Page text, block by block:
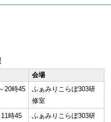
会場
20時45
ふぁみりこらぼ303研
修室
時45
ふぁみりこらぼ303研